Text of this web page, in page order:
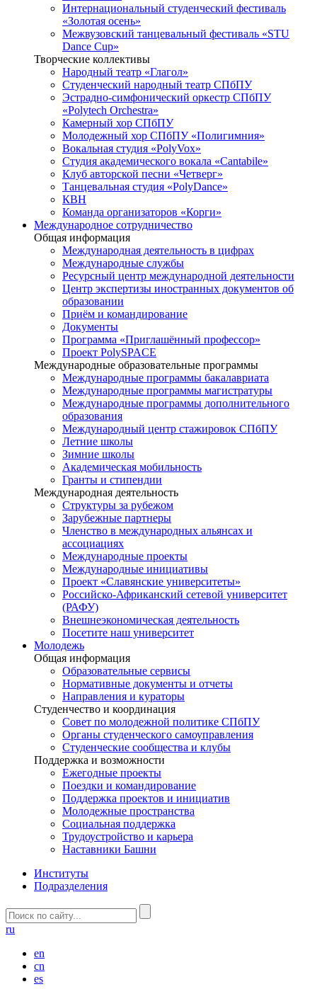
Интернациональный студенческий фестиваль
«Золотая осень»
Межвузовский танцевальный фестиваль «STU
Dance Cup»
Творческие коллективы
Народный театр «Глагол»
Студенческий народный театр СПбПУ
Эстрадно-симфонический оркестр СПбПУ
«Polytech Orchestra»
Камерный хор СПбПУ
Молодежный хор СПбПУ «Полигимния»
Вокальная студия «PolyVox»
Студия академического вокала «Cantabile»
Клуб авторской песни «Четверг»
Танцевальная студия «PolyDance»
КВН
Команда организаторов «Корги»
Международное сотрудничество
Общая информация
Международная деятельность в цифрах
Международные службы
Ресурсный центр международной деятельности
Центр экспертизы иностранных документов об
образовании
Приём и командирование
Документы
Программа «Приглашённый профессор»
Проект PolySPACE
Международные образовательные программы
Международные программы бакалавриата
Международные программы магистратуры
Международные программы дополнительного
образования
Международный центр стажировок СПбПУ
Летние школы
Зимние школы
Академическая мобильность
Гранты и стипендии
Международная деятельность
Структуры за рубежом
Зарубежные партнеры
Членство в международных альянсах и
ассоциациях
Международные проекты
Международные инициативы
Проект «Славянские университеты»
Российско-Африканский сетевой университет
(РАФУ)
Внешнеэкономическая деятельность
Посетите наш университет
Молодежь
Общая информация
Образовательные сервисы
Нормативные документы и отчеты
Направления и кураторы
Студенчество и координация
Совет по молодежной политике СПбПУ
Органы студенческого самоуправления
Студенческие сообщества и клубы
Поддержка и возможности
Ежегодные проекты
Поездки и командирование
Поддержка проектов и инициатив
Молодежные пространства
Социальная поддержка
Трудоустройство и карьера
Наставники Башни
Институты
Подразделения
ru
en
cn
es